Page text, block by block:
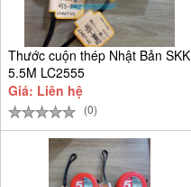
Thước cuộn thép Nhật Bản SKK
5.5M LC2555
Giá: Liên hệ
(0)